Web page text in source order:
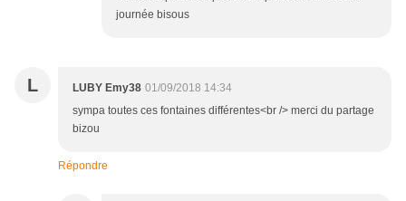
journée bisous
L LUBY Emy38 01/09/2018 14:34
sympa toutes ces fontaines différentes<br /> merci du partage
bizou
Répondre